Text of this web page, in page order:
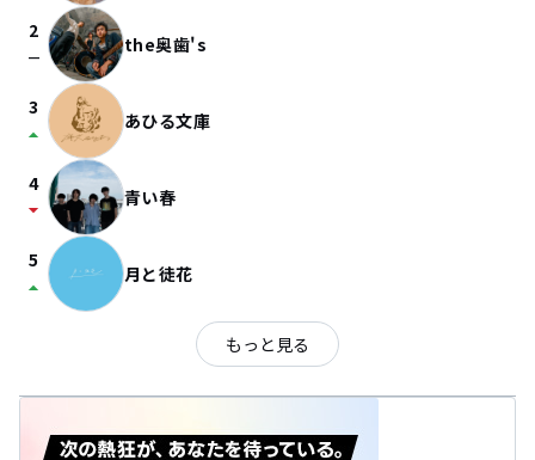
2
check_indeterminate_small the奥歯's
3
arrow_drop_up あひる文庫
4
arrow_drop_down 青い春
5
arrow_drop_up 月と徒花
もっと見る